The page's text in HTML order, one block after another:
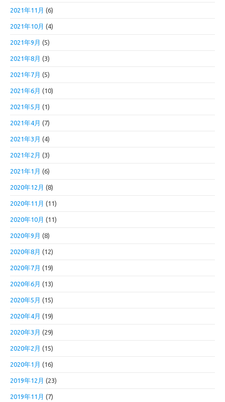
2021年11月 (6)
2021年10月 (4)
2021年9月 (5)
2021年8月 (3)
2021年7月 (5)
2021年6月 (10)
2021年5月 (1)
2021年4月 (7)
2021年3月 (4)
2021年2月 (3)
2021年1月 (6)
2020年12月 (8)
2020年11月 (11)
2020年10月 (11)
2020年9月 (8)
2020年8月 (12)
2020年7月 (19)
2020年6月 (13)
2020年5月 (15)
2020年4月 (19)
2020年3月 (29)
2020年2月 (15)
2020年1月 (16)
2019年12月 (23)
2019年11月 (7)